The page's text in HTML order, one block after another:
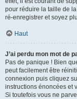
pour réduire la taille de
ré-enregistrer et soyez
Haut
J’ai perdu mon mot de
Pas de panique ! Bien
peut facilement être
connexion puis cliquez
instructions énoncées et
Si toutefois vous ne